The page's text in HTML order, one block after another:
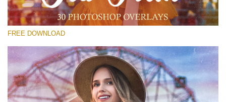
Old Film
(30 Overlays)
4 Seasons (411 Overlays)
Large 6000*4000px
Entire Collection
FREE DOWNLOAD